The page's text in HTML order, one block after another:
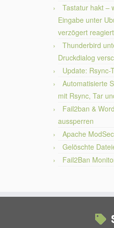
Tastatur hakt –
Eingabe unter
verzögert reagiert
Thunderbird
Druckdialog
Update: Rsync-
Automatisierte
mit Rsync, Tar
Fail2ban &
aussperren
Apache
Gelöschte
Fail2Ban